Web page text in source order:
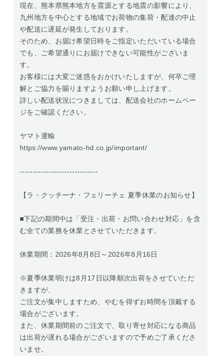
現在、熊本県熊本地方を震源とする地震の影響により、
九州地方を中心とする地域でお荷物の集荷・配達の中止
や配送に遅延が発生しております。
そのため、お届け希望日時をご指定いただいている場合
でも、ご希望通りにお届けできない可能性がございま
す。
お客様には大変ご迷惑をおかけいたしますが、何卒ご理
解とご協力を賜りますようお願い申し上げます。
詳しい配送状況につきましては、配送会社のホームペー
ジをご確認ください。
ヤマト運輸
https://www.yamato-hd.co.jp/important/
------------------------------
【ラ・クッチーナ・フェリーチェ 夏季休業のお知らせ】
■下記の期間中は「受注・出荷・お問い合わせ対応」を含
む全ての業務を休業とさせていただきます。
休業期間：2026年8月8日～2026年8月16日
※夏季休業明けは8月17日以降順次出荷をさせていただ
きますが、
ご注文が集中しますため、やむを得ずお時間を頂戴する
場合がございます。
また、休業期間前のご注文で、取り寄せ対応になる商品
は出荷が遅れる場合がございますので予めご了承くださ
いませ。